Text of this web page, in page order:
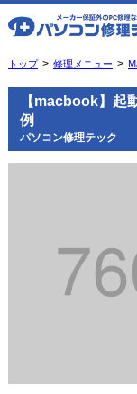
トップ 修理メニュー
【macbook】起
例
パソコン修理テック